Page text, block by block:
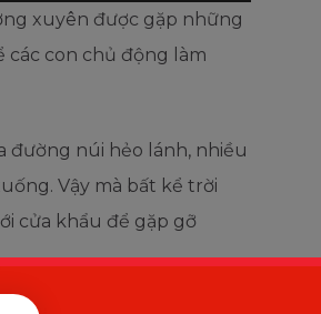
xuyên được gặp những
các con chủ động làm
đường núi hẻo lánh, nhiều
Vậy mà bất kể trời
cửa khẩu để gặp gỡ